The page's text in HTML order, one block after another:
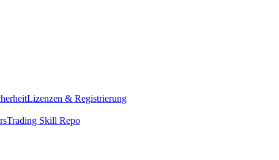
Lizenzen & Registrierung
Trading Skill Repo